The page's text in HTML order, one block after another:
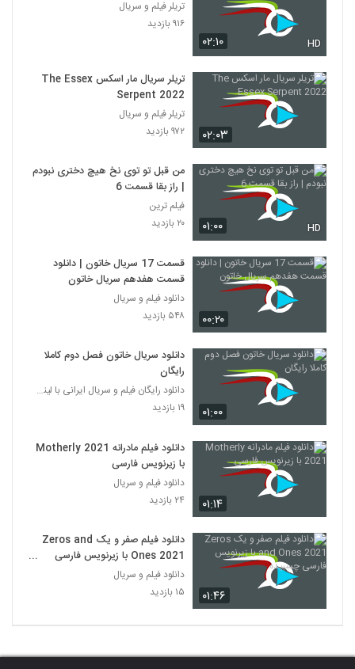
۰۲:۱۰ HD
تریلر فیلم و سریال
۹۱۶ بازدید
۰۲:۰۳
تریلر سریال مار اسکس The Essex
Serpent 2022
تریلر فیلم و سریال
۹۷۲ بازدید
۰۱:۰۰ HD
من قبل تو توی نخ هیچ دختری نبودم
| راز بقا قسمت 6
فیلم ترین
۲۰ بازدید
۰۰:۲۰
قسمت 17 سریال خاتون | دانلود
قسمت هفدهم سریال خاتون
دانلود فیلم و سریال
۵۴۸ بازدید
۰۱:۰۰
دانلود سریال خاتون فصل دوم کاملا
رایگان
دانلود رایگان فیلم و سریال ایرانی با لینک مستقیم
۱۹ بازدید
۰۱:۱۴
دانلود فیلم مادرانه Motherly 2021
با زیرنویس فارسی
دانلود فیلم و سریال
۲۴ بازدید
۰۱:۴۶
دانلود فیلم صفر و یک Zeros and
Ones 2021 با زیرنویس فارسی
چسبیده
دانلود فیلم و سریال
۱۵ بازدید